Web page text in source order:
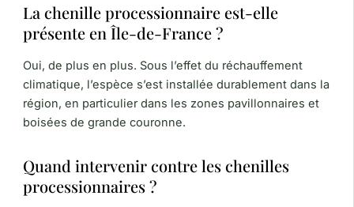
La chenille processionnaire est-elle
présente en Île-de-France ?
Oui, de plus en plus. Sous l’effet du réchauffement
climatique, l’espèce s’est installée durablement dans la
région, en particulier dans les zones pavillonnaires et
boisées de grande couronne.
Quand intervenir contre les chenilles
processionnaires ?